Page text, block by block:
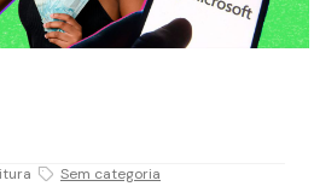
Sem categoria